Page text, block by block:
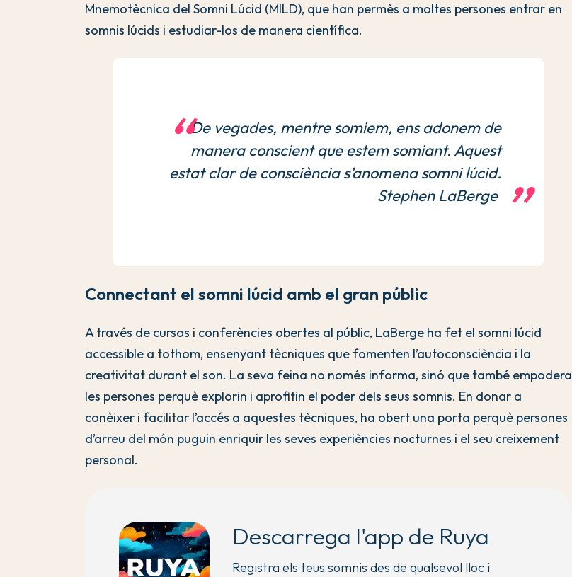
Mnemotècnica del Somni Lúcid (MILD), que han permès a moltes persones entrar en
somnis lúcids i estudiar-los de manera científica.
De vegades, mentre somiem, ens adonem de
manera conscient que estem somiant. Aquest
estat clar de consciència s’anomena somni lúcid.
Stephen LaBerge
Connectant el somni lúcid amb el gran públic
A través de cursos i conferències obertes al públic, LaBerge ha fet el somni lúcid
accessible a tothom, ensenyant tècniques que fomenten l’autoconsciència i la
creativitat durant el son. La seva feina no només informa, sinó que també empodera
les persones perquè explorin i aprofitin el poder dels seus somnis. En donar a
conèixer i facilitar l’accés a aquestes tècniques, ha obert una porta perquè persones
d’arreu del món puguin enriquir les seves experiències nocturnes i el seu creixement
personal.
Descarrega l'app de Ruya
Registra els teus somnis des de qualsevol lloc i